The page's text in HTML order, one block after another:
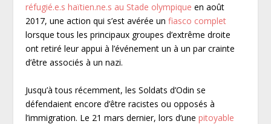
réfugié.e.s haïtien.ne.s au Stade olympique en août
2017, une action qui s’est avérée unfiasco complet
lorsque tous les principaux groupes d’extrême droite
ont retiré leur appui à l’événement un à un par crainte
d’être associés à un nazi.
Jusqu’à tous récemment, les Soldats d’Odin se
défendaient encore d’être racistes ou opposés à
l’immigration. Le 21 mars dernier, lors d’unepitoyable